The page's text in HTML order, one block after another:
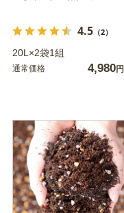
4.5（2）
20L×2袋1組
通常価格 4,980円